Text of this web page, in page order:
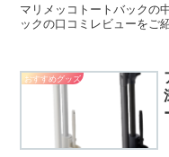
マリメッコトートバックの
ックの口コミレビューをご
おすすめグッズ